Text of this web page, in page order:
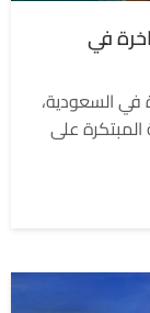
في
في السعودية،
على